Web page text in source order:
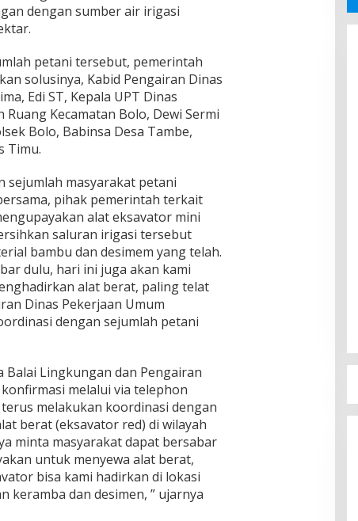
dengan sumber air irigasi
petani tersebut, pemerintah
solusinya, Kabid Pengairan Dinas
Edi ST, Kepala UPT Dinas
Kecamatan Bolo, Dewi Sermi
Bolo, Babinsa Desa Tambe,
Timu.
sejumlah masyarakat petani
pihak pemerintah terkait
alat eksavator mini
saluran irigasi tersebut
bambu dan desimem yang telah.
dulu, hari ini juga akan kami
alat berat, paling telat
Dinas Pekerjaan Umum
dengan sejumlah petani
Balai Lingkungan dan Pengairan
melalui via telephon
melakukan koordinasi dengan
berat (eksavator red) di wilayah
minta masyarakat dapat bersabar
untuk menyewa alat berat,
bisa kami hadirkan di lokasi
keramba dan desimen, ” ujarnya
Bupati Bima Terima SK Sekretaris
DPW PAN NTB
Di Berita, Politik |